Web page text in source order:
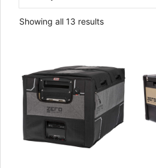
Showing all 13 resultsSorted